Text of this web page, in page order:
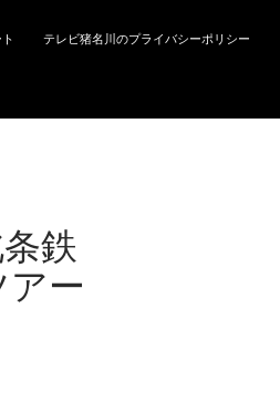
テレビ猪名川のプライバシーポリシー
鉄
ー